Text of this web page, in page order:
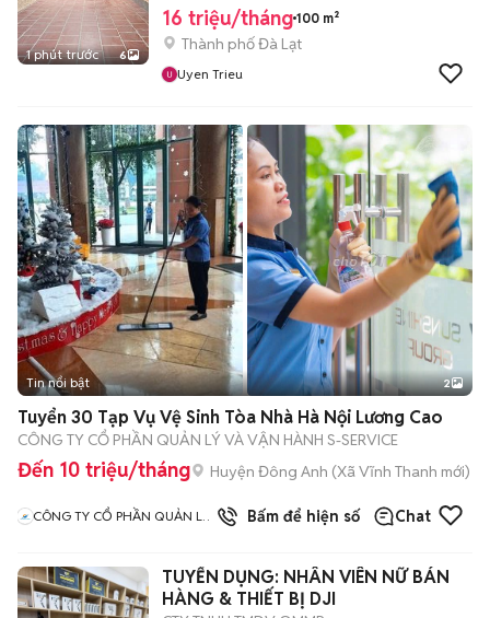
1 phút trước 6
16 triệu/tháng 100 m²
Thành phố Đà Lạt
Uyen Trieu
Tin nổi bật 2
Tuyển 30 Tạp Vụ Vệ Sinh Tòa Nhà Hà Nội Lương Cao
CÔNG TY CỔ PHẦN QUẢN LÝ VÀ VẬN HÀNH S-SERVICE
Đến 10 triệu/tháng Huyện Đông Anh (Xã Vĩnh Thanh mới)
CÔNG TY CỔ PHẦN QUẢN LÝ
Bấm để hiện số Chat
TUYỂN DỤNG: NHÂN VIÊN NỮ BÁN
HÀNG & THIẾT BỊ DJI